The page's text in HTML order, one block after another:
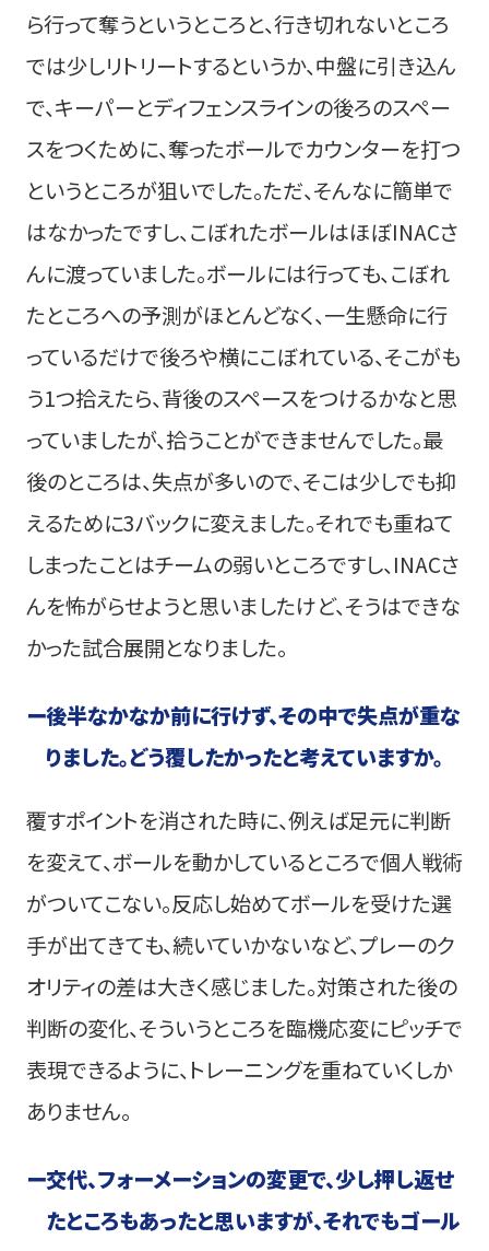
ら行って奪うというところと、行き切れないところ
では少しリトリートするというか、中盤に引き込ん
で、キーパーとディフェンスラインの後ろのスペー
スをつくために、奪ったボールでカウンターを打つ
というところが狙いでした。ただ、そんなに簡単で
はなかったですし、こぼれたボールはほぼINACさ
んに渡っていました。ボールには行っても、こぼれ
たところへの予測がほとんどなく、一生懸命に行
っているだけで後ろや横にこぼれている、そこがも
う1つ拾えたら、背後のスペースをつけるかなと思
っていましたが、拾うことができませんでした。最
後のところは、失点が多いので、そこは少しでも抑
えるために3バックに変えました。それでも重ねて
しまったことはチームの弱いところですし、INACさ
んを怖がらせようと思いましたけど、そうはできな
かった試合展開となりました。
ー後半なかなか前に行けず、その中で失点が重な
りました。どう覆したかったと考えていますか。
覆すポイントを消された時に、例えば足元に判断
を変えて、ボールを動かしているところで個人戦術
がついてこない。反応し始めてボールを受けた選
手が出てきても、続いていかないなど、プレーのク
オリティの差は大きく感じました。対策された後の
判断の変化、そういうところを臨機応変にピッチで
表現できるように、トレーニングを重ねていくしか
ありません。
ー交代、フォーメーションの変更で、少し押し返せ
たところもあったと思いますが、それでもゴール